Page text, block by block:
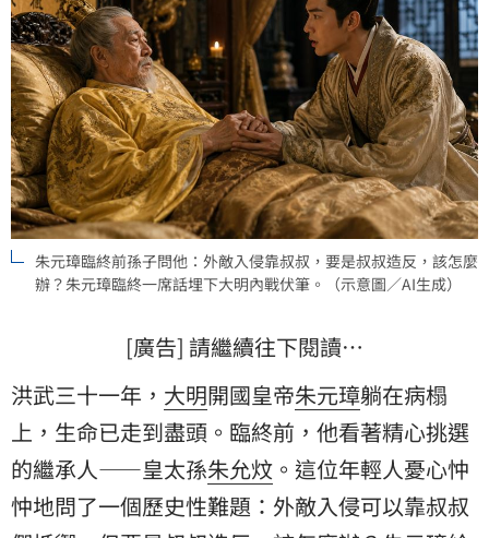
朱元璋臨終前孫子問他：外敵入侵靠叔叔，要是叔叔造反，該怎麼
辦？朱元璋臨終一席話埋下大明內戰伏筆。（示意圖／AI生成）
[廣告] 請繼續往下閱讀…
洪武三十一年， 大明開國皇帝朱元璋躺在病榻
上，生命已走到盡頭。臨終前，他看著精心挑選
的繼承人——皇太孫朱允炆 。這位年輕人憂心忡
忡地問了一個歷史性難題：外敵入侵可以靠叔叔